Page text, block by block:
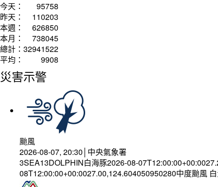
今天：
95758
昨天：
110203
本週：
626850
本月：
738045
總計： 32941522
平均：
9908
災害示警
颱風
2026-08-07, 20:30│中央氣象署
3SEA13DOLPHIN白海豚2026-08-
08T12:00:00+00:0027.00,124.604050950280中度颱風